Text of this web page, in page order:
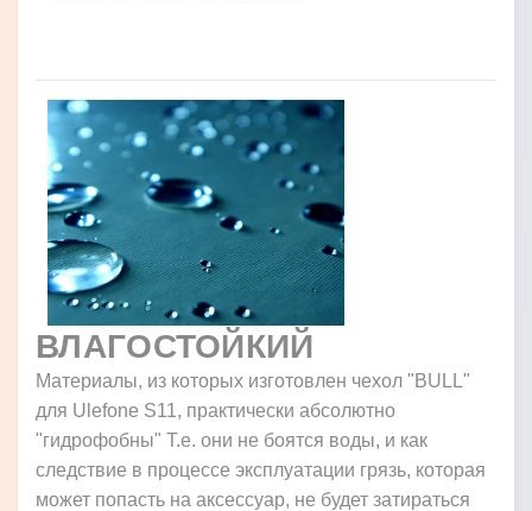
ВЛАГОСТОЙКИЙ
Материалы, из которых изготовлен чехол "BULL"
для Ulefone S11, практически абсолютно
"гидрофобны" Т.е. они не боятся воды, и как
следствие в процессе эксплуатации грязь, которая
может попасть на аксессуар, не будет затираться